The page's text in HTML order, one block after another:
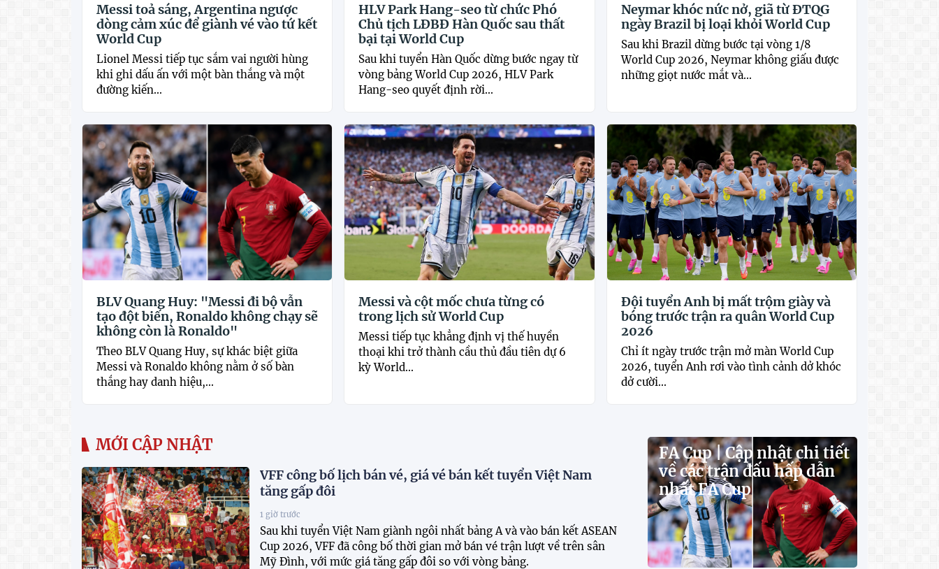
Messi toả sáng, Argentina ngược
dòng cảm xúc để giành vé vào tứ kết
World Cup
Lionel Messi tiếp tục sắm vai người hùng
khi ghi dấu ấn với một bàn thắng và một
đường kiến...
HLV Park Hang-seo từ chức Phó
Chủ tịch LĐBĐ Hàn Quốc sau thất
bại tại World Cup
Sau khi tuyển Hàn Quốc dừng bước ngay từ
vòng bảng World Cup 2026, HLV Park
Hang-seo quyết định rời...
Neymar khóc nức nở, giã từ ĐTQG
ngày Brazil bị loại khỏi World Cup
Sau khi Brazil dừng bước tại vòng 1/8
World Cup 2026, Neymar không giấu được
những giọt nước mắt và...
BLV Quang Huy: "Messi đi bộ vẫn
tạo đột biến, Ronaldo không chạy sẽ
không còn là Ronaldo"
Theo BLV Quang Huy, sự khác biệt giữa
Messi và Ronaldo không nằm ở số bàn
thắng hay danh hiệu,...
Messi và cột mốc chưa từng có
trong lịch sử World Cup
Messi tiếp tục khẳng định vị thế huyền
thoại khi trở thành cầu thủ đầu tiên dự 6
kỳ World...
Đội tuyển Anh bị mất trộm giày và
bóng trước trận ra quân World Cup
2026
Chỉ ít ngày trước trận mở màn World Cup
2026, tuyển Anh rơi vào tình cảnh dở khóc
dở cười...
MỚI CẬP NHẬT
VFF công bố lịch bán vé, giá vé bán kết tuyển Việt Nam
tăng gấp đôi
Sau khi tuyển Việt Nam giành ngôi nhất bảng A và vào bán kết ASEAN
Cup 2026, VFF đã công bố thời gian mở bán vé trận lượt về trên sân
Mỹ Đình, với mức giá tăng gấp đôi so với vòng bảng.
1 giờ trước
FA Cup | Cập nhật chi tiết
về các trận đấu hấp dẫn
nhất FA Cup